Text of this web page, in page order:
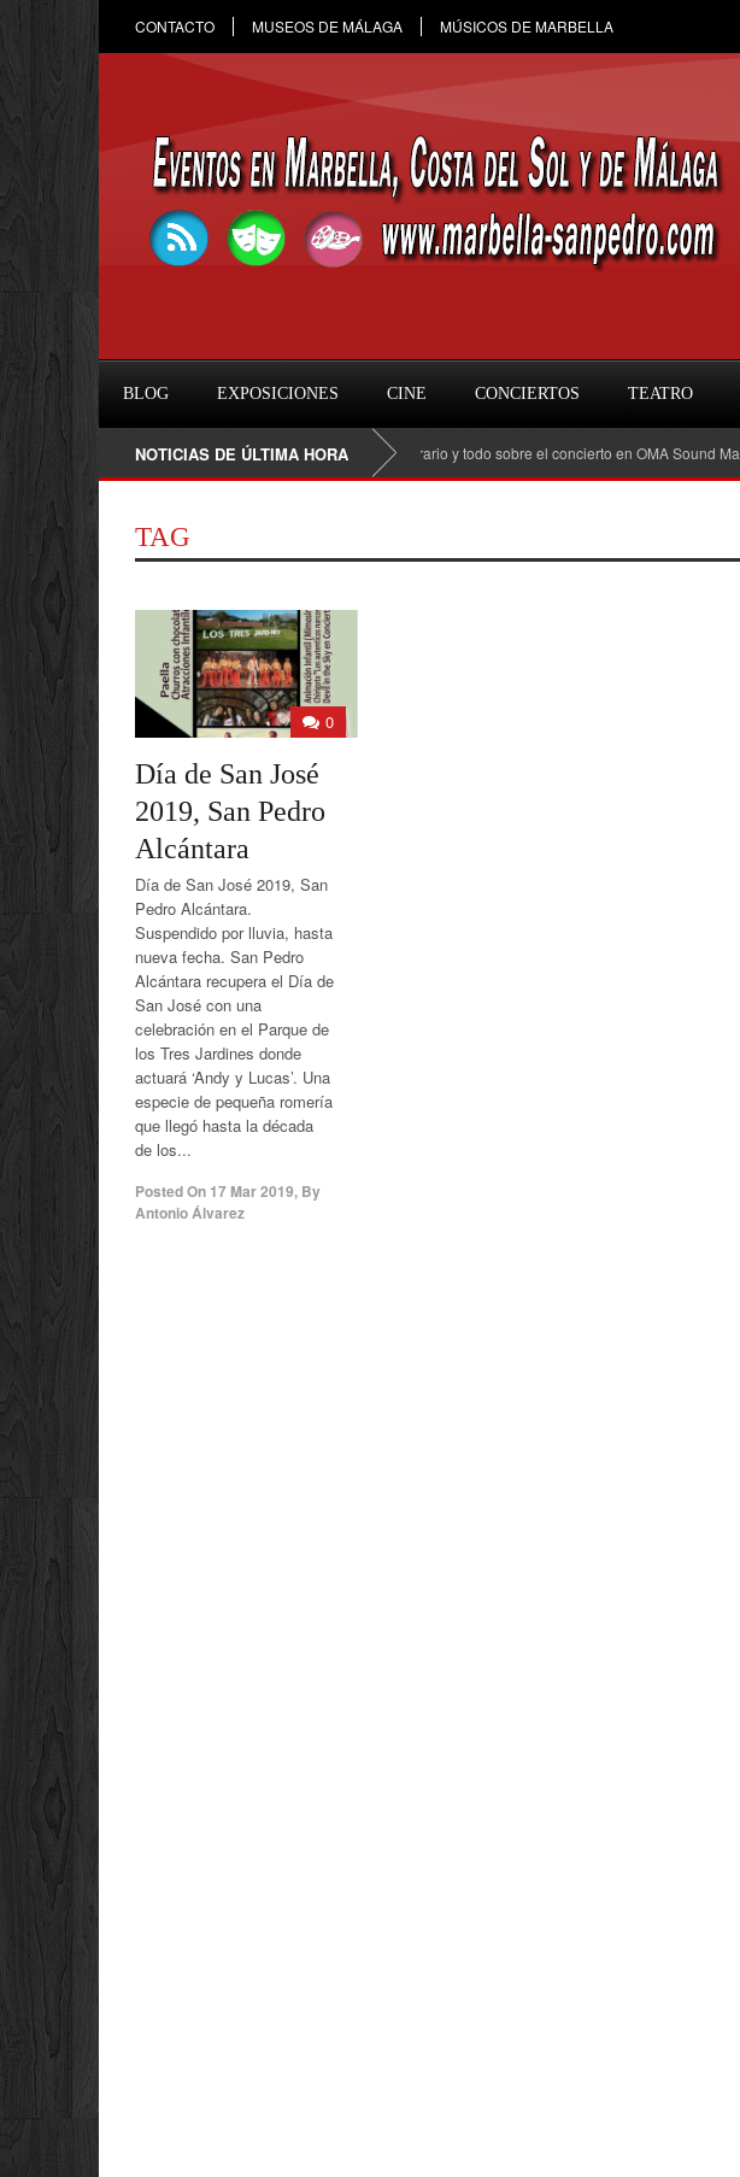
CONTACTO MUSEOS DE MÁLAGA MÚSICOS DE MARBELLA
BLOG EXPOSICIONES CINE CONCIERTOS TEATRO
NOTICIAS DE ÚLTIMA HORA
Raule en Marbella 2026: fecha, entradas, horario y todo sobre el concierto en OMA Sound Marbella
TAG
0
Día de San José
2019, San Pedro
Alcántara
Día de San José 2019, San
Pedro Alcántara.
Suspendido por lluvia, hasta
nueva fecha. San Pedro
Alcántara recupera el Día de
San José con una
celebración en el Parque de
los Tres Jardines donde
actuará ‘Andy y Lucas’. Una
especie de pequeña romería
que llegó hasta la década
de los...
Posted On 17 Mar 2019, By
Antonio Álvarez